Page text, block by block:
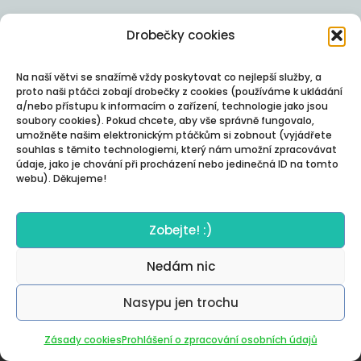
Drobečky cookies
Na naší větvi se snažímě vždy poskytovat co nejlepší služby, a
proto naši ptáčci zobají drobečky z cookies (používáme k ukládání
a/nebo přístupu k informacím o zařízení, technologie jako jsou
soubory cookies). Pokud chcete, aby vše správně fungovalo,
umožněte našim elektronickým ptáčkům si zobnout (vyjádřete
souhlas s těmito technologiemi, který nám umožní zpracovávat
údaje, jako je chování při procházení nebo jedinečná ID na tomto
webu). Děkujeme!
Zobejte! :)
Nedám nic
Nasypu jen trochu
Zásady cookiesProhlášení o zpracování osobních údajů
Autor:Posterity